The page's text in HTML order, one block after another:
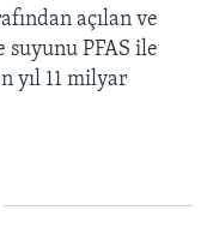
açılan ve
PFAS ile
yıl 11 milyar